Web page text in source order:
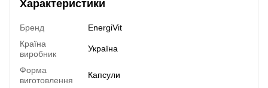
Характеристики
Бренд
EnergiVit
Країна
виробник
Україна
Форма
виготовлення
Капсули